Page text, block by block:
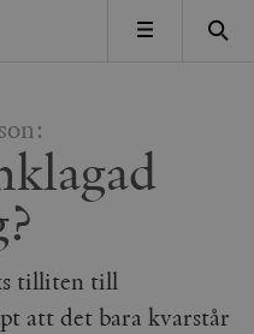
MENY
tilliten till
att det bara kvarstår